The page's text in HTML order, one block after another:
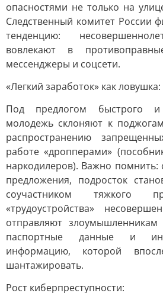
опасностями не только на
Следственный комитет России
тенденцию:
вовлекают в
мессенджеры и соцсети.
«Легкий заработок» как ловушка:
Под предлогом быстрого и
молодежь склоняют к
распространению
работе «дропперами»
наркодилеров). Важно помнить:
предложения, подросток
соучастником тяжкого
«трудоустройства»
отправляют
паспортные данные и
информацию, которой
шантажировать.
Рост киберпреступности: